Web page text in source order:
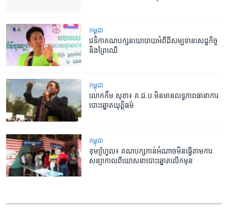
កម្ពុជា
វេទិកា​គណបក្ស​នយោបាយ​អំពី​ដី​សម្បទាន​សេដ្ឋកិច្ច​
និង​​ព្រៃឈើ
កម្ពុជា
លោក​កឹម សុខា៖ ​គ.ជ.ប.​មិនមាន​លទ្ធភាព​ធានា​ការ​
បោះឆ្នោត​យុត្តិធម៌
កម្ពុជា
ខុមហ្វែ្រល៖ ​គណបក្ស​កាន់​អំណាច​មិន​ធ្វើ​តាម​ការ
សន្យា​កាលពី​ឃោសនា​បោះឆ្នោត​លើក​មុន